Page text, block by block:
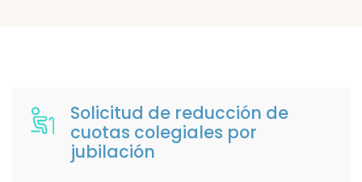
Solicitud de reducción de
cuotas colegiales por
jubilación